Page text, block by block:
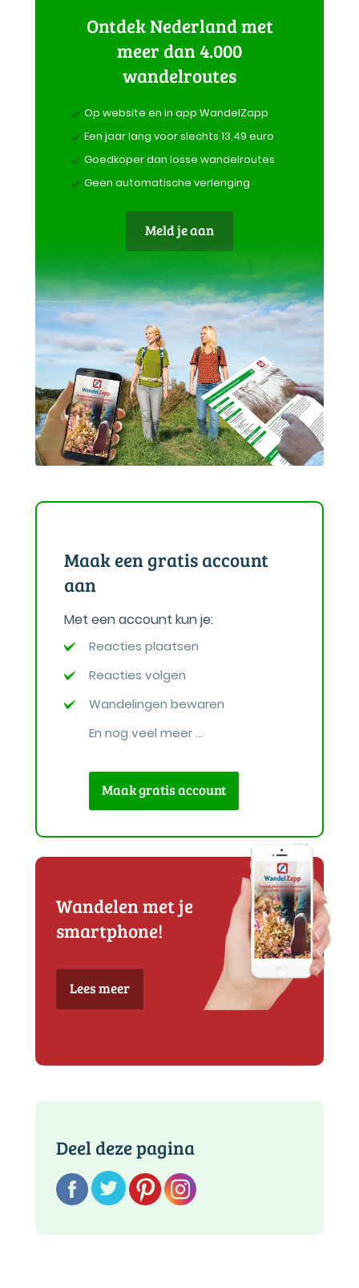
Ontdek Nederland met
meer dan 4.000
wandelroutes
Op website en in app WandelZapp
Een jaar lang voor slechts 13,49 euro
Goedkoper dan losse wandelroutes
Geen automatische verlenging
Meld je aan
Maak een gratis account
aan
Met een account kun je:
Reacties plaatsen
Reacties volgen
Wandelingen bewaren
En nog veel meer ...
Maak gratis account
Wandelen met je
smartphone!
Lees meer
Deel deze pagina